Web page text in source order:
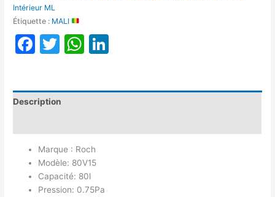
Intérieur ML
Étiquette : MALI
Facebook
TwitterWhatsApp
Description
Marque : Roch
Modèle: 80V15
Capacité: 80l
Pression: 0.75Pa